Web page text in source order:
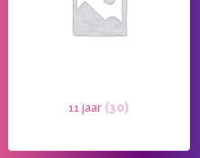
11 jaar (30)